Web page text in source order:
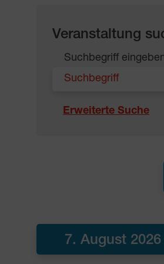
Veranstaltung
Suchbegriff
Erweiterte Suche
7. August 2026